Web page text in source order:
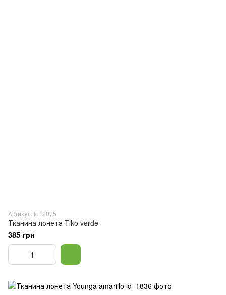
Артикул: id_2075
Тканина лонета Tiko verde
385 грн